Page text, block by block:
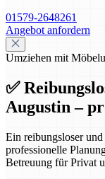
01579-2648261
Angebot anfordern
Umziehen mit
✅
Augustin –
Ein reibungsloser
professionelle
Betreuung für Privat